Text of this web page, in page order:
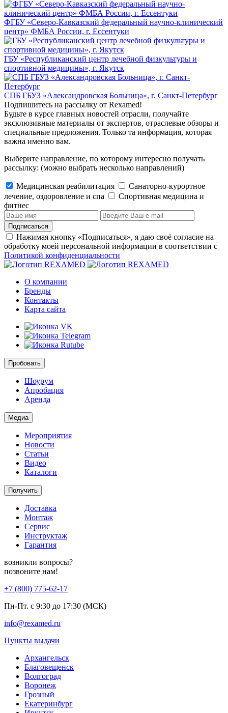
ФГБУ «Северо-Кавказский федеральный научно-клинический
центр» ФМБА России, г. Ессентуки
ГБУ «Республиканский центр лечебной физкультуры и
спортивной медицины», г. Якутск
СПБ ГБУЗ «Александровская Больница», г. Санкт-Петербург
Подпишитесь на рассылку от Rexamed!
Будьте в курсе главных новостей отрасли, получайте
эксклюзивные материалы от экспертов, отраслевые обзоры и
специальные предложения. Только та информация, которая
важна именно вам.
Выберите направление, по которому интересно получать
рассылку: (можно выбрать несколько направлений)
Медицинская реабилитация
Санаторно-курортное
лечение, оздоровление и спа
Cпортивная медицина и
фитнес
Подписаться
Нажимая кнопку «Подписаться», я даю своё согласие на
обработку моей персональной информации в соответствии с
Политикой конфиденциальности
О компании
Бренды
Контакты
Карта сайта
Пробовать
Шоурум
Апробация
Аренда
Медиа
Мероприятия
Новости
Статьи
Видео
Каталоги
Получить
Доставка
Монтаж
Сервис
Инструктаж
Гарантия
возникли вопросы?
позвоните нам!
+7 (800) 775-62-17
Пн-Пт. с 9:30 до 17:30 (МСК)
info@rexamed.ru
Пункты выдачи
Архангельск
Благовещенск
Волгоград
Воронеж
Грозный
Екатеринбург